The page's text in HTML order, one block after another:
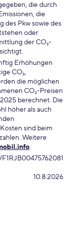
die durch
die
des Pkw sowie des
oder
der CO₂-
Erhöhungen
CO₂,
die möglichen
CO₂-Preisen
berechnet. Die
höher als auch
sind beim
Weitere
.
10.8.2026